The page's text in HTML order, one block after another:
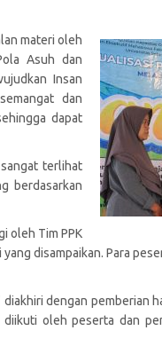
materi oleh
Asuh dan
Insan
dan
dapat
terlihat
berdasarkan
oleh Tim PPK
disampaikan. Para
diakhiri dengan pemberian
oleh peserta dan